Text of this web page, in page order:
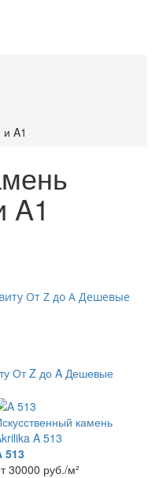
A1
A1
От Z до A Дешевые
От Z до A Дешевые
камень
A 513
513
30000 руб./м²